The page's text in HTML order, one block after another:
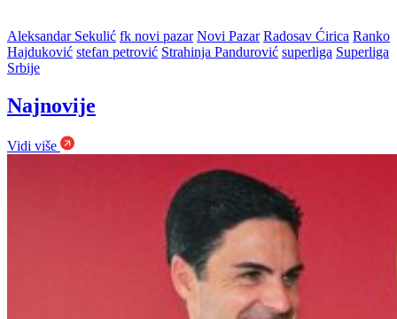
Aleksandar Sekulić fk novi pazar Novi Pazar Radosav Ćirica Ranko
Hajduković stefan petrović Strahinja Pandurović superliga Superliga
Srbije
Najnovije
Vidi više